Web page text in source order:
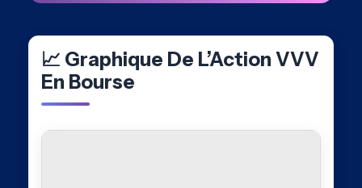
📈 Graphique De L’Action VVV
En Bourse